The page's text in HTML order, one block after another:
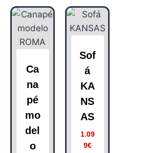
Ca
na
pé
mo
del
o
Sof
á
KA
NS
AS
1.09
9€